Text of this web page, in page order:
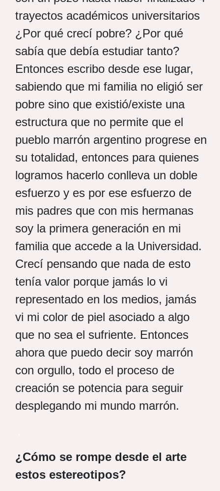
trayectos académicos universitarios
¿Por qué crecí pobre? ¿Por qué
sabía que debía estudiar tanto?
Entonces escribo desde ese lugar,
sabiendo que mi familia no eligió ser
pobre sino que existió/existe una
estructura que no permite que el
pueblo marrón argentino progrese en
su totalidad, entonces para quienes
logramos hacerlo conlleva un doble
esfuerzo y es por ese esfuerzo de
mis padres que con mis hermanas
soy la primera generación en mi
familia que accede a la Universidad.
Crecí pensando que nada de esto
tenía valor porque jamás lo vi
representado en los medios, jamás
vi mi color de piel asociado a algo
que no sea el sufriente. Entonces
ahora que puedo decir soy marrón
con orgullo, todo el proceso de
creación se potencia para seguir
desplegando mi mundo marrón.
¿Cómo se rompe desde el arte
estos estereotipos?